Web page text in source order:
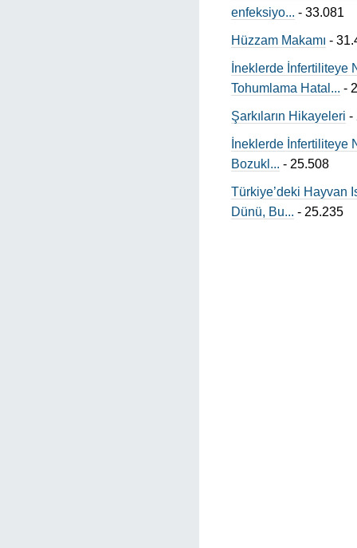
enfeksiyo... - 33.081
Hüzzam Makamı -
İneklerde İnfertiliteye
Tohumlama Hatal... -
Şarkıların Hikayeleri -
İneklerde İnfertiliteye
Bozukl... - 25.508
Türkiye’deki Hayvan
Dünü, Bu... - 25.235